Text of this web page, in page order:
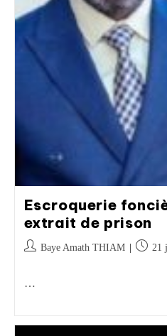
Escroquerie
extrait de prison
Baye Amath THIAM 21
…